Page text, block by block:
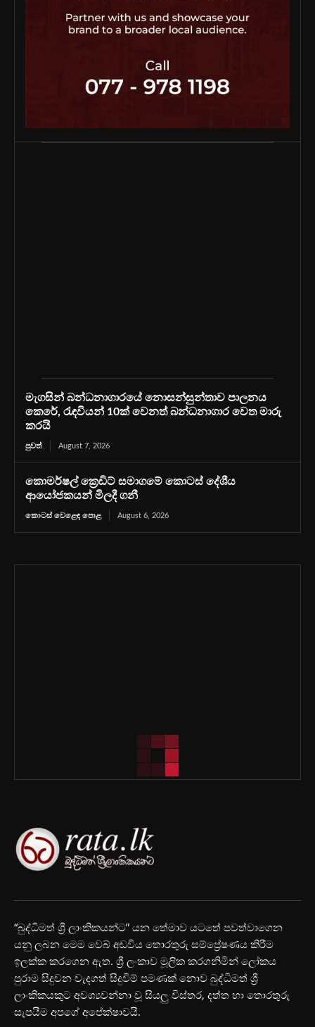
මැගසින් බන්ධනාගාරයේ නොසන්සුන්තාව පාලනය
කෙරේ, රැඳවියන් 10ක් වෙනත් බන්ධනාගාර වෙත මාරු
කරයි
පුවත් August 7, 2026
කොමර්ෂල් ක්‍රෙඩිට් සමාගමේ කොටස් දේශීය
ආයෝජකයන් මිලදී ගනී
කොටස් වෙළෙඳ පොළ August 6, 2026
“බුද්ධිමත් ශ්‍රී ලාංකිකයන්ට” යන තේමාව යටතේ පවත්වාගෙන
යනු ලබන මෙම වෙබ් අඩවිය තොරතුරු සම්ප්‍රේෂණය කිරීම
ඉලක්ක කරගෙන ඇත. ශ්‍රී ලංකාව මූලික කරගනිමින් ලෝකය
පුරාම සිදුවන වැදගත් සිදුවීම් පමණක් නොව බුද්ධිමත් ශ්‍රී
ලාංකිකයකුට අවශ්‍යවන්නා වූ සියලු විස්තර, දත්ත හා තොරතුරු
සැපයීම අපගේ අපේක්ෂාවයි.